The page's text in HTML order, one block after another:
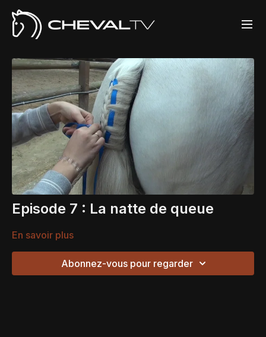
Episode 7 : La natte de queue
En savoir plus
Abonnez-vous pour regarder